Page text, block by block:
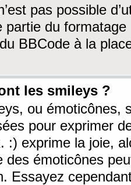
pas possible
partie du
BBCode à la
les smileys ?
ou émoticônes,
pour exprimer
:) exprime la joie,
des émoticônes
Essayez